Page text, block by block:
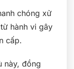
chóng xử
hành vi gây
cấp.
này, đồng